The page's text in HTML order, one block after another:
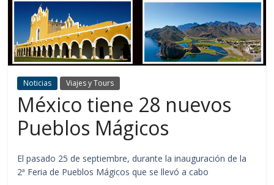
Noticias Viajes y Tours
México tiene 28 nuevos
Pueblos Mágicos
El pasado 25 de septiembre, durante la inauguración de la
2ª Feria de Pueblos Mágicos que se llevó a cabo